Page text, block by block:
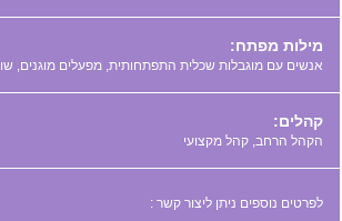
מילות מפתח:
,
,
קהלים:
הקהל הרחב, קהל מקצועי
לפרטים נוספים ניתן ליצור קשר :